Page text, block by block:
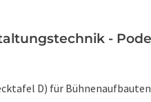
-
D) für